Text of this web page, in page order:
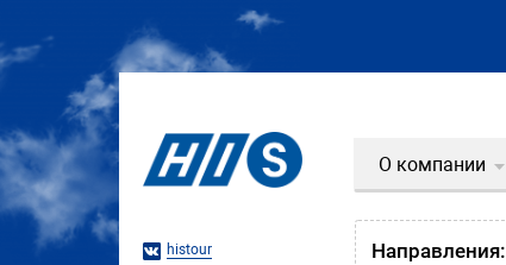
О компании
histour Направления: